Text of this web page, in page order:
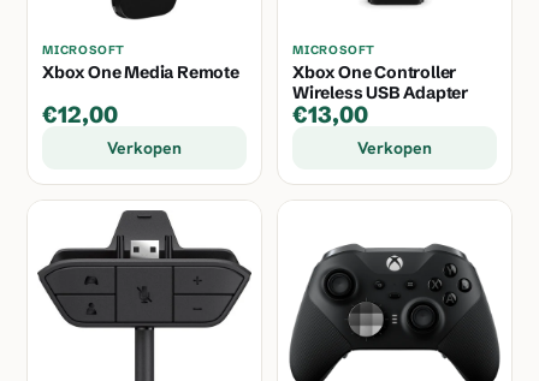
MICROSOFT
Xbox One Media Remote
€12,00
Verkopen
MICROSOFT
Xbox One Controller
Wireless USB Adapter
€13,00
Verkopen